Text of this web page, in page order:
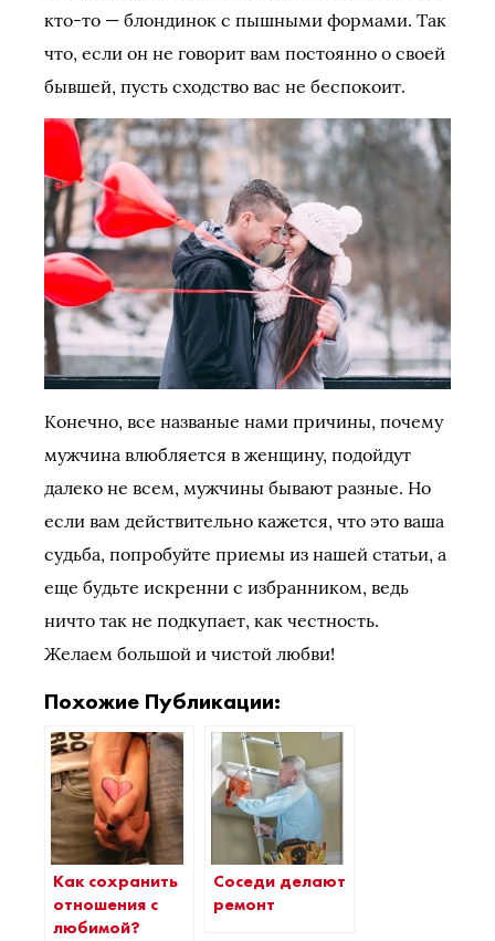
кто-то — блондинок с пышными формами. Так
что, если он не говорит вам постоянно о своей
бывшей, пусть сходство вас не беспокоит.
Конечно, все названые нами причины, почему
мужчина влюбляется в женщину, подойдут
далеко не всем, мужчины бывают разные. Но
если вам действительно кажется, что это ваша
судьба, попробуйте приемы из нашей статьи, а
еще будьте искренни с избранником, ведь
ничто так не подкупает, как честность.
Желаем большой и чистой любви!
Похожие Публикации:
Как сохранить
отношения с
любимой?
Соседи делают
ремонт